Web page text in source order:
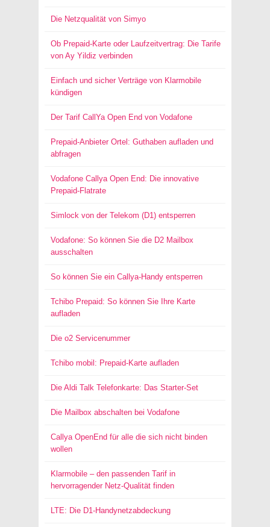
Die Netzqualität von Simyo
Ob Prepaid-Karte oder Laufzeitvertrag: Die Tarife
von Ay Yildiz verbinden
Einfach und sicher Verträge von Klarmobile
kündigen
Der Tarif CallYa Open End von Vodafone
Prepaid-Anbieter Ortel: Guthaben aufladen und
abfragen
Vodafone Callya Open End: Die innovative
Prepaid-Flatrate
Simlock von der Telekom (D1) entsperren
Vodafone: So können Sie die D2 Mailbox
ausschalten
So können Sie ein Callya-Handy entsperren
Tchibo Prepaid: So können Sie Ihre Karte
aufladen
Die o2 Servicenummer
Tchibo mobil: Prepaid-Karte aufladen
Die Aldi Talk Telefonkarte: Das Starter-Set
Die Mailbox abschalten bei Vodafone
Callya OpenEnd für alle die sich nicht binden
wollen
Klarmobile – den passenden Tarif in
hervorragender Netz-Qualität finden
LTE: Die D1-Handynetzabdeckung